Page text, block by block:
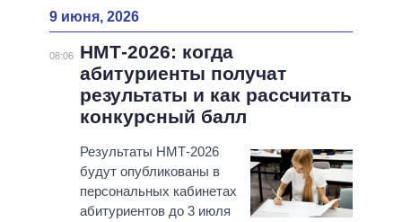
9 июня, 2026
08:06
НМТ-2026: когда
абитуриенты получат
результаты и как рассчитать
конкурсный балл
Результаты НМТ-2026
будут опубликованы в
персональных кабинетах
абитуриентов до 3 июля